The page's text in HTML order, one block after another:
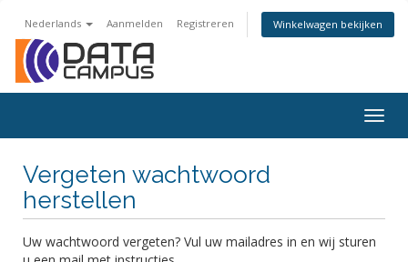
Nederlands Aanmelden Registreren Winkelwagen bekijken
Vergeten wachtwoord
herstellen
Uw wachtwoord vergeten? Vul uw mailadres in en wij sturen